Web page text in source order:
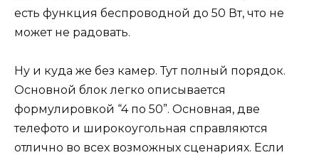
есть функция беспроводной до 50 Вт, что не
может не радовать.
Ну и куда же без камер. Тут полный порядок.
Основной блок легко описывается
формулировкой “4 по 50”. Основная, две
телефото и широкоугольная справляются
отлично во всех возможных сценариях. Если